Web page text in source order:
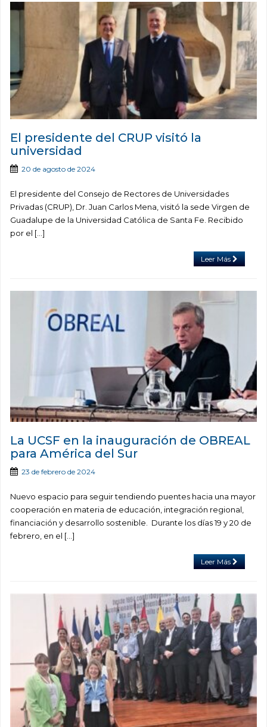
El presidente del CRUP visitó la
universidad
20 de agosto de 2024
El presidente del Consejo de Rectores de Universidades
Privadas (CRUP), Dr. Juan Carlos Mena, visitó la sede Virgen de
Guadalupe de la Universidad Católica de Santa Fe. Recibido
por el […]
Leer Más
La UCSF en la inauguración de OBREAL
para América del Sur
23 de febrero de 2024
Nuevo espacio para seguir tendiendo puentes hacia una mayor
cooperación en materia de educación, integración regional,
financiación y desarrollo sostenible. Durante los días 19 y 20 de
febrero, en el […]
Leer Más